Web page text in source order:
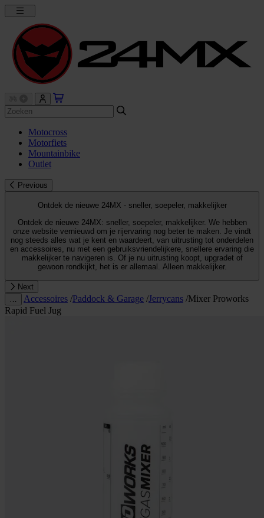
Motocross
Motorfiets
Mountainbike
Outlet
Previous
Ontdek de nieuwe 24MX - sneller, soepeler, makkelijker
Ontdek de nieuwe 24MX: sneller, soepeler, makkelijker. We hebben
onze website vernieuwd om je rijervaring nog beter te maken. Je vindt
nog steeds alles wat je kent en waardeert, van uitrusting tot onderdelen
en accessoires, nu met een gebruiksvriendelijkere, snellere ervaring die
makkelijker te navigeren is. Of je nu uitrusting koopt, upgradet of
gewoon rondkijkt, het is er allemaal. Alleen makkelijker.
Next
Accessoires /Paddock & Garage /Jerrycans /Mixer Proworks
Rapid Fuel Jug